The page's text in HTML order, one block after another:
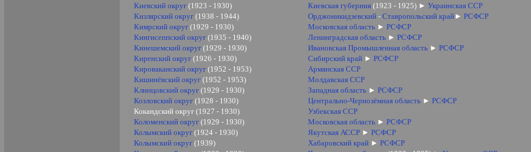
Киевский округ (1923 - 1930) Киевская губерния (1923 - 1925) ► Украинская ССР
Кизлярский округ (1938 - 1944) Орджоникидзевский -Ставропольский край► РСФСР
Кимрский округ (1929 - 1930) Московская область ► РСФСР
Кингисеппский округ (1935 - 1940) Ленинградская область ► РСФСР
Кинешемский округ (1929 - 1930) Ивановская Промышленная область ► РСФСР
Киренский округ (1926 - 1930) Сибирский край ► РСФСР
Кироваканский округ (1952 - 1953)
Армянская ССР
Кишинёвский округ (1952 - 1953)
Молдавская ССР
Клинцовский округ (1929 - 1930) Западная область ► РСФСР
Козловский округ (1928 - 1930) Центрально-Чернозёмная область ► РСФСР
Кокандский округ (1927 - 1930)
Узбекская ССР
Коломенский округ (1929 - 1930) Московская область ► РСФСР
Колымский округ (1924 - 1930) Якутская АССР ► РСФСР
Колымский округ (1939) Хабаровский край ► РСФСР